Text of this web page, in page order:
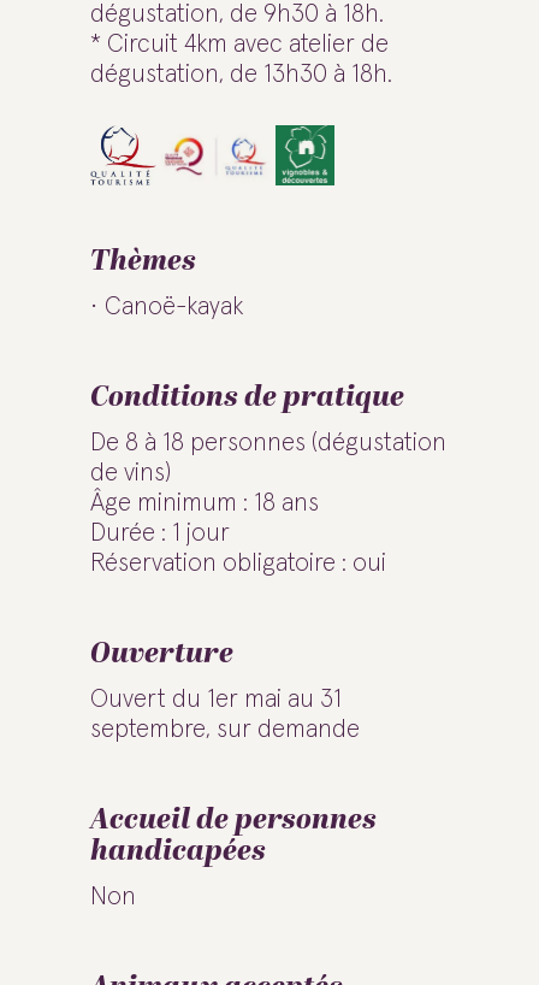
dégustation, de 9h30 à 18h.
* Circuit 4km avec atelier de
dégustation, de 13h30 à 18h.
Thèmes
Canoë-kayak
Conditions de pratique
De 8 à 18 personnes (dégustation
de vins)
Âge minimum : 18 ans
Durée : 1 jour
Réservation obligatoire : oui
Ouverture
Ouvert du 1er mai au 31
septembre, sur demande
Accueil de personnes
handicapées
Non